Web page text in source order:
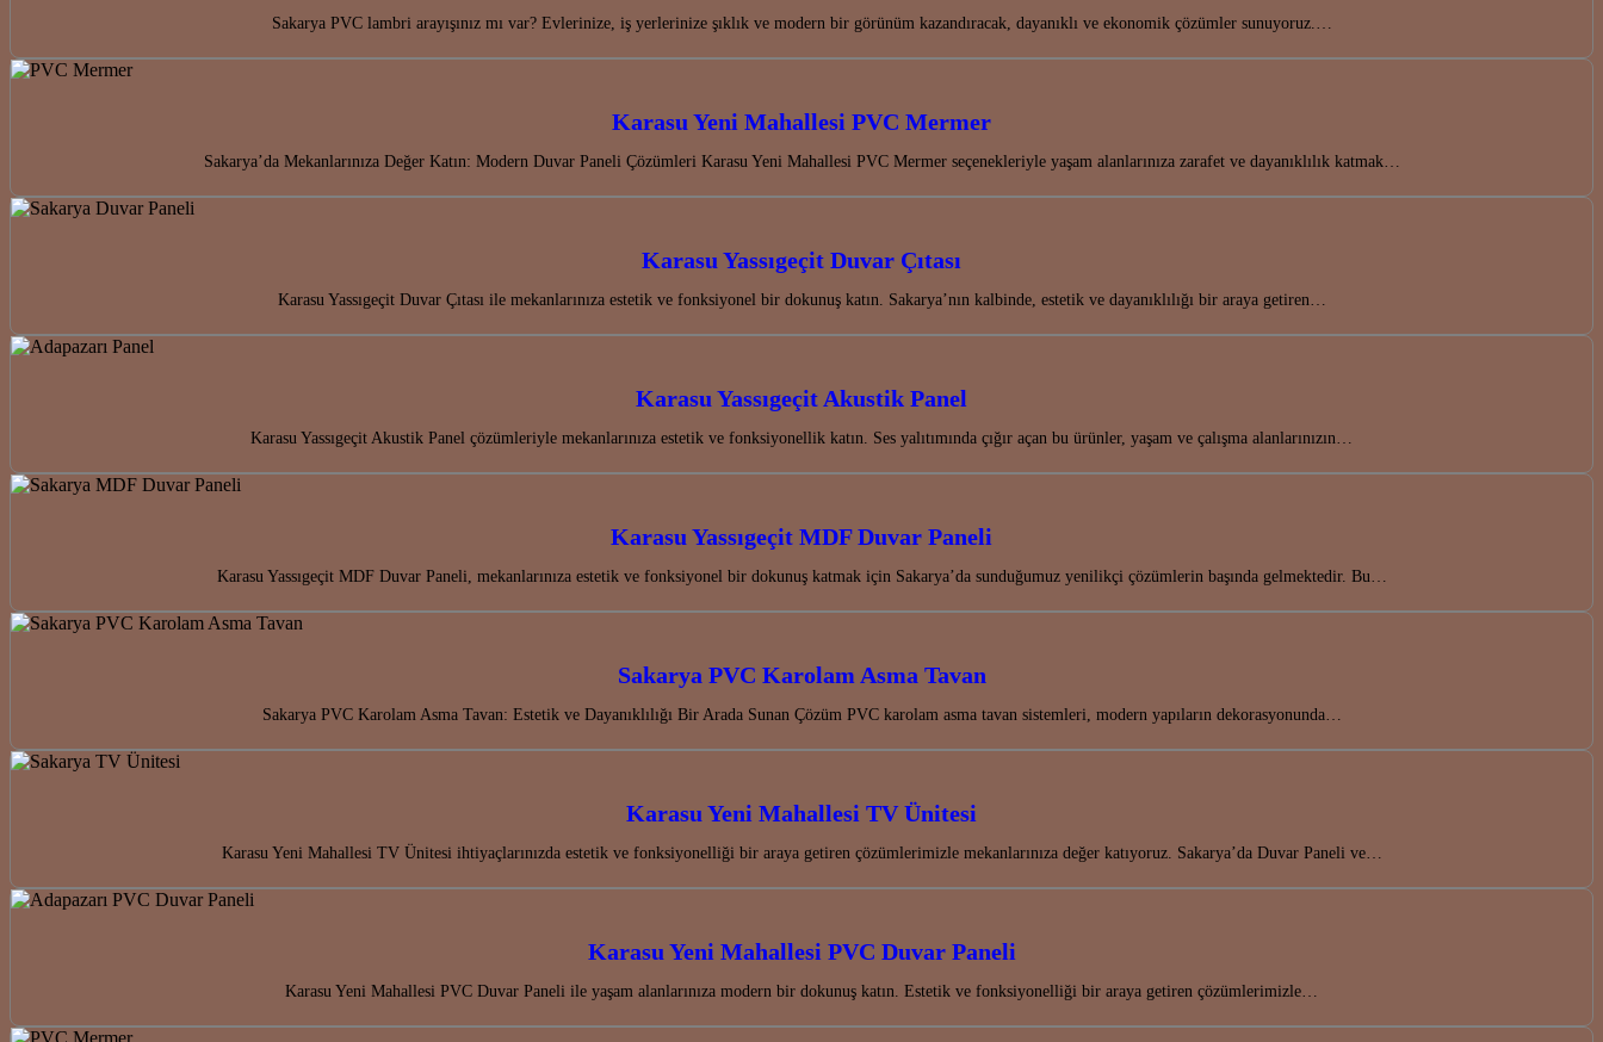
Sakarya PVC lambri arayışınız mı var? Evlerinize, iş yerlerinize şıklık ve modern bir görünüm kazandıracak, dayanıklı ve ekonomik çözümler sunuyoruz.…
Karasu Yeni Mahallesi PVC Mermer
Sakarya’da Mekanlarınıza Değer Katın: Modern Duvar Paneli Çözümleri Karasu Yeni Mahallesi PVC Mermer seçenekleriyle yaşam alanlarınıza zarafet ve dayanıklılık katmak…
Karasu Yassıgeçit Duvar Çıtası
Karasu Yassıgeçit Duvar Çıtası ile mekanlarınıza estetik ve fonksiyonel bir dokunuş katın. Sakarya’nın kalbinde, estetik ve dayanıklılığı bir araya getiren…
Karasu Yassıgeçit Akustik Panel
Karasu Yassıgeçit Akustik Panel çözümleriyle mekanlarınıza estetik ve fonksiyonellik katın. Ses yalıtımında çığır açan bu ürünler, yaşam ve çalışma alanlarınızın…
Karasu Yassıgeçit MDF Duvar Paneli
Karasu Yassıgeçit MDF Duvar Paneli, mekanlarınıza estetik ve fonksiyonel bir dokunuş katmak için Sakarya’da sunduğumuz yenilikçi çözümlerin başında gelmektedir. Bu…
Sakarya PVC Karolam Asma Tavan
Sakarya PVC Karolam Asma Tavan: Estetik ve Dayanıklılığı Bir Arada Sunan Çözüm PVC karolam asma tavan sistemleri, modern yapıların dekorasyonunda…
Karasu Yeni Mahallesi TV Ünitesi
Karasu Yeni Mahallesi TV Ünitesi ihtiyaçlarınızda estetik ve fonksiyonelliği bir araya getiren çözümlerimizle mekanlarınıza değer katıyoruz. Sakarya’da Duvar Paneli ve…
Karasu Yeni Mahallesi PVC Duvar Paneli
Karasu Yeni Mahallesi PVC Duvar Paneli ile yaşam alanlarınıza modern bir dokunuş katın. Estetik ve fonksiyonelliği bir araya getiren çözümlerimizle…